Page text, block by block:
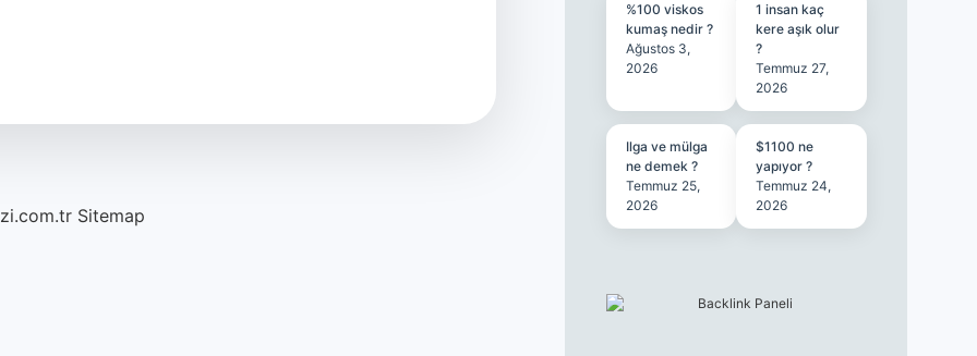
Sitemap
%100 viskos
kumaş nedir ?
Ağustos 3,
2026
1 insan kaç
kere aşık olur
?
Temmuz 27,
2026
Ilga ve mülga
ne demek ?
Temmuz 25,
2026
$1100 ne
yapıyor ?
Temmuz 24,
2026